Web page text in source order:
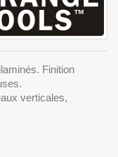
Finition
verticales,